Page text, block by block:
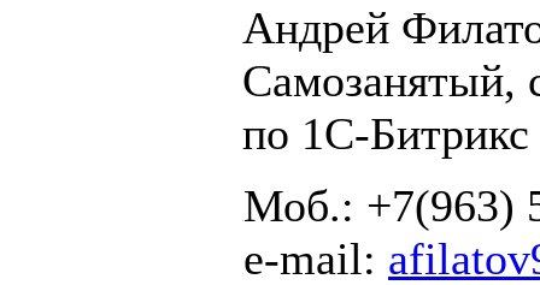
Андрей
Самозанятый,
по 1С-Битрикс
Моб.: +7(963)
e-mail: